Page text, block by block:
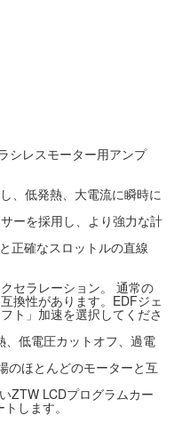
レスモーター用アンプ
、低発熱、大電流に瞬時に
ーを採用し、より強力な計
正確なスロットルの直線
セラレーション。 通常の
換性があります。EDFジェ
ト」加速を選択してくださ
低電圧カットオフ、過電
のほとんどのモーターと互
ZTW LCDプログラムカー
します。